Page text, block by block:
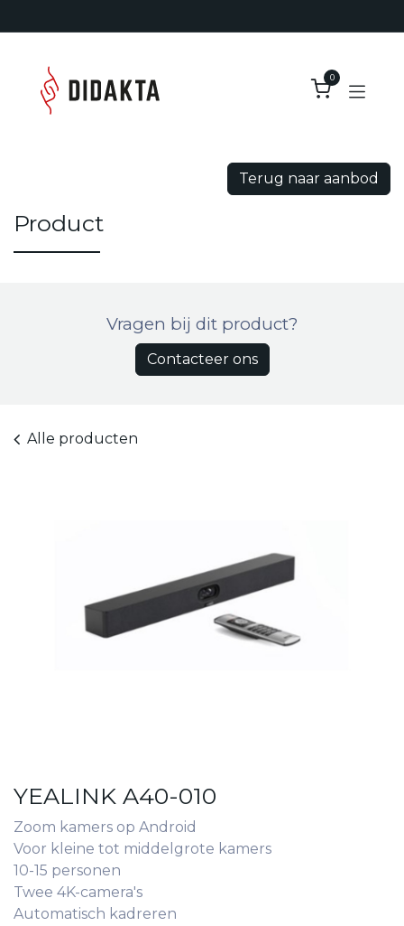
0
Terug naar aanbod
Product
Vragen bij dit product?
Contacteer ons
Alle producten
YEALINK A40-010
Zoom kamers op Android
Voor kleine tot middelgrote kamers
10-15 personen
Twee 4K-camera's
Automatisch kadreren